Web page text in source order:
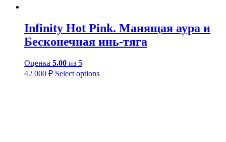
Infinity Hot Pink. Манящая аура и
Бесконечная инь-тяга
Оценка 5.00 из 5
42 000 ₽ Select options